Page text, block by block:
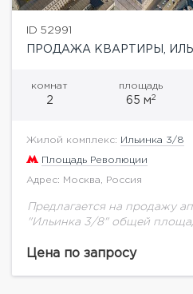
ID 52991
ПРОДАЖА КВАРТИРЫ,
комнат
2
площадь
65 м2
Жилой комплекс: Ильинка 3/8
Площадь Революции
Адрес: Москва, Россия
Предлагается на продажу
"Ильинка 3/8" общей
Красной площади....
Цена по запросу